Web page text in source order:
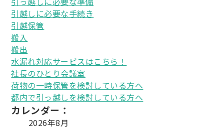
引越しに必要な手続き
引越保管
搬入
搬出
水漏れ対応サービスはこちら！
社長のひとり会議室
荷物の一時保管を検討している方へ
都内で引っ越しを検討している方へ
カレンダー：
2026年8月